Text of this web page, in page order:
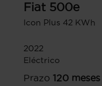
Fiat 500e
Icon Plus 42 KWh
2022
Eléctrico
Prazo 120 meses